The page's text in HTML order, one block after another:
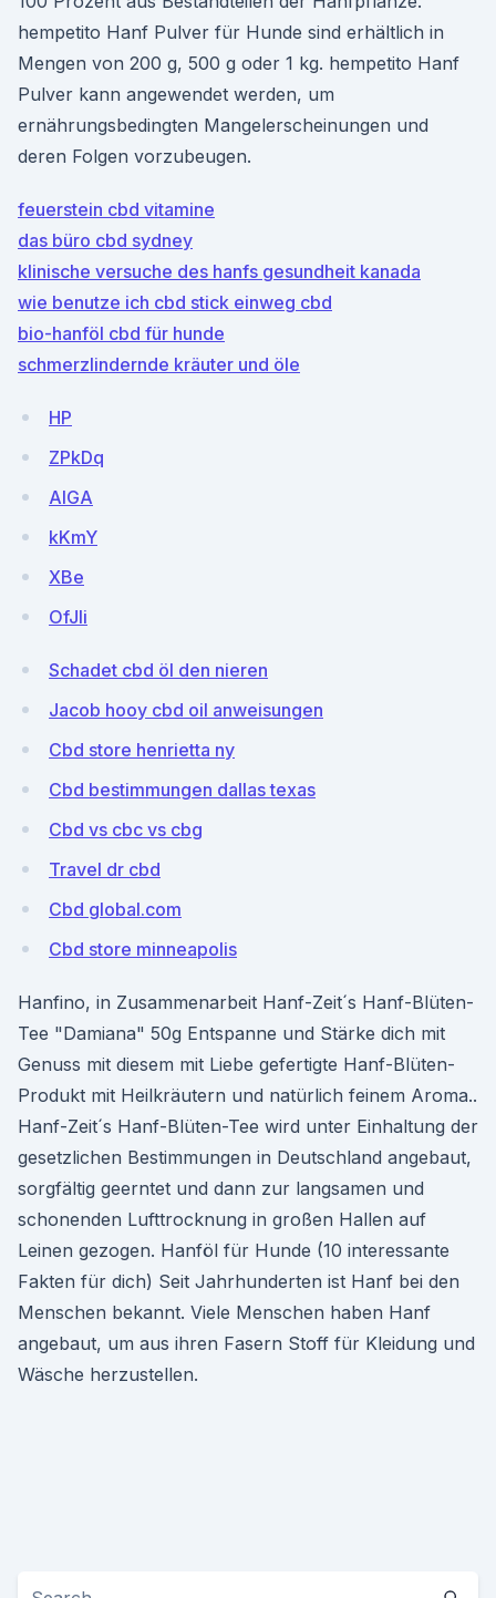
hempetito Hanf Pulver für Hunde sind erhältlich in
Mengen von 200 g, 500 g oder 1 kg. hempetito Hanf
Pulver kann angewendet werden, um
ernährungsbedingten Mangelerscheinungen und
deren Folgen vorzubeugen.
feuerstein cbd vitamine
das büro cbd sydney
klinische versuche des hanfs gesundheit kanada
wie benutze ich cbd stick einweg cbd
bio-hanföl cbd für hunde
schmerzlindernde kräuter und öle
HP
ZPkDq
AIGA
kKmY
XBe
OfJli
Schadet cbd öl den nieren
Jacob hooy cbd oil anweisungen
Cbd store henrietta ny
Cbd bestimmungen dallas texas
Cbd vs cbc vs cbg
Travel dr cbd
Cbd global.com
Cbd store minneapolis
Hanfino, in Zusammenarbeit Hanf-Zeit´s Hanf-Blüten-
Tee "Damiana" 50g Entspanne und Stärke dich mit
Genuss mit diesem mit Liebe gefertigte Hanf-Blüten-
Produkt mit Heilkräutern und natürlich feinem Aroma..
Hanf-Zeit´s Hanf-Blüten-Tee wird unter Einhaltung der
gesetzlichen Bestimmungen in Deutschland angebaut,
sorgfältig geerntet und dann zur langsamen und
schonenden Lufttrocknung in großen Hallen auf
Leinen gezogen. Hanföl für Hunde (10 interessante
Fakten für dich) Seit Jahrhunderten ist Hanf bei den
Menschen bekannt. Viele Menschen haben Hanf
angebaut, um aus ihren Fasern Stoff für Kleidung und
Wäsche herzustellen.